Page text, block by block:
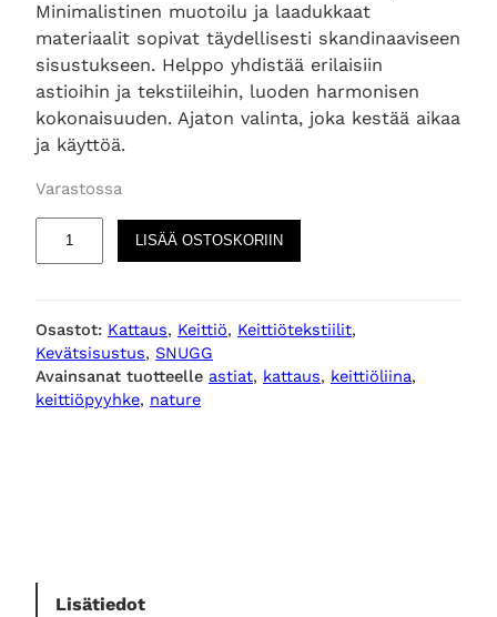
Minimalistinen muotoilu ja laadukkaat
materiaalit sopivat täydellisesti skandinaaviseen
sisustukseen. Helppo yhdistää erilaisiin
astioihin ja tekstiileihin, luoden harmonisen
kokonaisuuden. Ajaton valinta, joka kestää aikaa
ja käyttöä.
Varastossa
G
p
a
LISÄÄ OSTOSKORIIN
Osastot: Kattaus, Keittiö, Keittiötekstiilit
Kevätsisustus, SNUGG
Avainsanat tuotteelle astiat, kattaus, keittiöliina
keittiöpyyhke, nature
Lisätiedot